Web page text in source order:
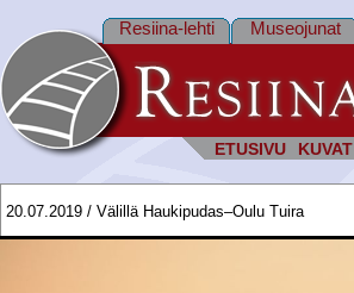
ETUSIVU KUVAT
Resiina-lehti Museojunat
20.07.2019 / Välillä Haukipudas–Oulu Tuira